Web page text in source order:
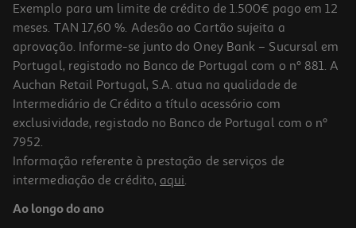
Exemplo para um limite de crédito de 1.500€ pago em 12
meses. TAN 17,60 %. Adesão ao Cartão sujeita a
aprovação. Informe-se junto do Oney Bank – Sucursal em
Portugal, registado no Banco de Portugal com o nº 881. A
Auchan Retail Portugal, S.A. atua na qualidade de
Intermediário de Crédito a título acessório com
exclusividade, registado no Banco de Portugal com o nº
7952.
Informação referente à prestação de serviços de
intermediação de crédito, aqui.
Ao longo do ano